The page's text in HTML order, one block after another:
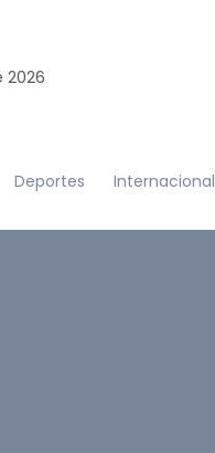
2026
Deportes Internacional